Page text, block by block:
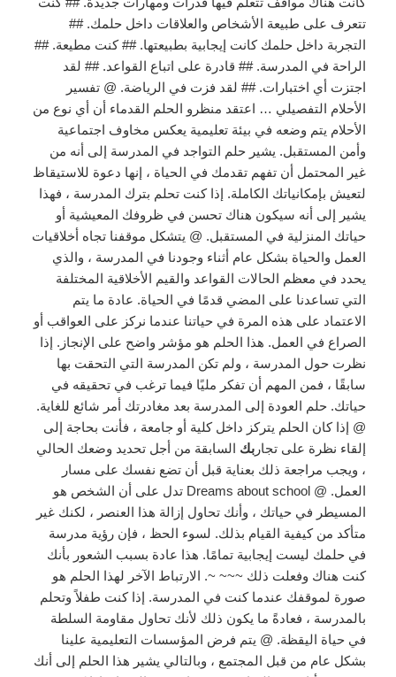
تتعرف على طبيعة الأشخاص والعلاقات داخل حلمك. ##
التجربة داخل حلمك كانت إيجابية بطبيعتها. ## كنت مطيعة. ##
الراحة في المدرسة. ## قادرة على اتباع القواعد. ## لقد
اجتزت أي اختبارات. ## لقد فزت في الرياضة. @ تفسير
الأحلام التفصيلي … اعتقد منظرو الحلم القدماء أن أي نوع من
الأحلام يتم وضعه في بيئة تعليمية يعكس مخاوف اجتماعية
وأمن المستقبل. يشير حلم التواجد في المدرسة إلى أنه من
غير المحتمل أن تفهم تقدمك في الحياة ، إنها دعوة للاستيقاظ
لتعيش بإمكانياتك الكاملة. إذا كنت تحلم بترك المدرسة ، فهذا
يشير إلى أنه سيكون هناك تحسن في ظروفك المعيشية أو
حياتك المنزلية في المستقبل. @ يتشكل موقفنا تجاه أخلاقيات
العمل والحياة بشكل عام أثناء وجودنا في المدرسة ، والذي
يحدد في معظم الحالات القواعد والقيم الأخلاقية المختلفة
التي تساعدنا على المضي قدمًا في الحياة. عادة ما يتم
الاعتماد على هذه المرة في حياتنا عندما نركز على العواقب أو
الصراع في العمل. هذا الحلم هو مؤشر واضح على الإنجاز. إذا
نظرت حول المدرسة ، ولم تكن المدرسة التي التحقت بها
سابقًا ، فمن المهم أن تفكر مليًا فيما ترغب في تحقيقه في
حياتك. حلم العودة إلى المدرسة بعد مغادرتك أمر شائع للغاية.
@ إذا كان الحلم يتركز داخل كلية أو جامعة ، فأنت بحاجة إلى
إلقاء نظرة على تجاربك السابقة من أجل تحديد وضعك الحالي
، ويجب مراجعة ذلك بعناية قبل أن تضع نفسك على مسار
العمل. @ Dreams about school تدل على أن الشخص هو
المسيطر في حياتك ، وأنك تحاول إزالة هذا العنصر ، لكنك غير
متأكد من كيفية القيام بذلك. لسوء الحظ ، فإن رؤية مدرسة
في حلمك ليست إيجابية تمامًا. هذا عادة بسبب الشعور بأنك
كنت هناك وفعلت ذلك ~~~ ~. الارتباط الآخر لهذا الحلم هو
صورة لموقفك عندما كنت في المدرسة. إذا كنت طفلاً وتحلم
بالمدرسة ، فعادةً ما يكون ذلك لأنك تحاول مقاومة السلطة
في حياة اليقظة. @ يتم فرض المؤسسات التعليمية علينا
بشكل عام من قبل المجتمع ، وبالتالي يشير هذا الحلم إلى أنك